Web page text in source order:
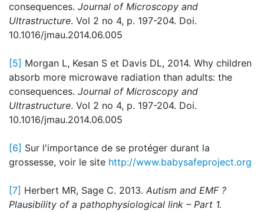
consequences. Journal of Microscopy and
Ultrastructure. Vol 2 no 4, p. 197-204. Doi.
10.1016/jmau.2014.06.005
[5] Morgan L, Kesan S et Davis DL, 2014. Why children
absorb more microwave radiation than adults: the
consequences. Journal of Microscopy and
Ultrastructure. Vol 2 no 4, p. 197-204. Doi.
10.1016/jmau.2014.06.005
[6] Sur l'importance de se protéger durant la
grossesse, voir le site http://www.babysafeproject.org
[7] Herbert MR, Sage C. 2013. Autism and EMF ?
Plausibility of a pathophysiological link – Part 1.